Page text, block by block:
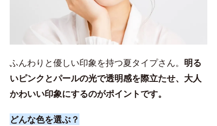
ふんわりと優しい印象を持つ夏タイプさん。 明る
いピンクとパールの光で透明感を際立たせ、大人
かわいい印象にするのがポイントです。
どんな色を選ぶ？